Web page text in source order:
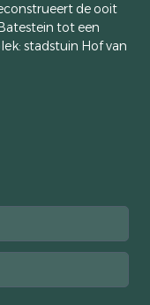
de ooit
tot een
stadstuin Hof van